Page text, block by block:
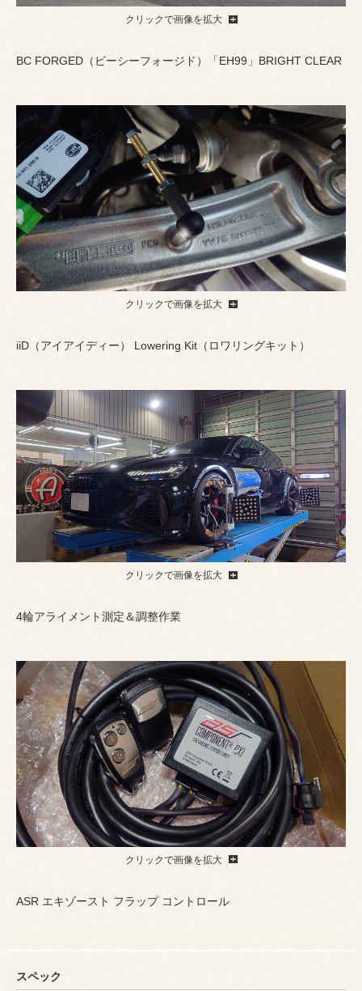
クリックで画像を拡大
BC FORGED（ビーシーフォージド）「EH99」BRIGHT CLEAR
クリックで画像を拡大
iiD（アイアイディー） Lowering Kit（ロワリングキット）
クリックで画像を拡大
4輪アライメント測定＆調整作業
クリックで画像を拡大
ASR エキゾースト フラップ コントロール
スペック